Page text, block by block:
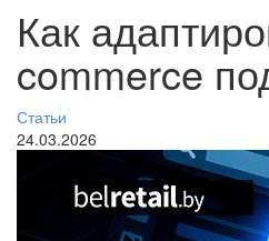
Как
commerce
Статьи
24.03.2026